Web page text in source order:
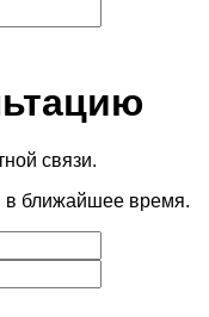
связи.
в ближайшее время.